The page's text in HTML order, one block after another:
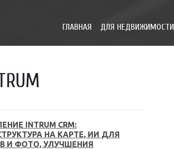
ГЛАВНАЯ ДЛЯ НЕДВИЖИМОСТИ
INTRUM CRM:
НА КАРТЕ, ИИ ДЛЯ
И ФОТО, УЛУЧШЕНИЯ